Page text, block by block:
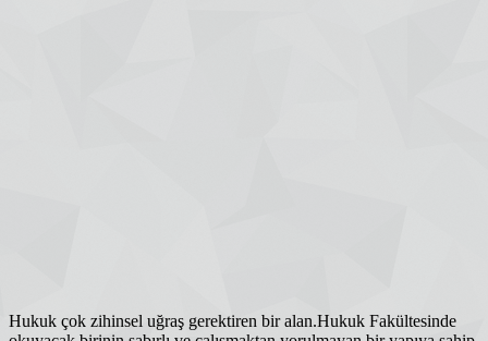
Hukuk çok zihinsel uğraş gerektiren bir alan.Hukuk Fakültesinde